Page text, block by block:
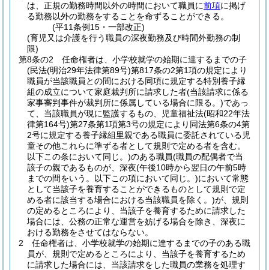
は、正規の勤務時間以外の時間において職員に前項に掲げ
る勤務以外の勤務をすることを命ずることができる。
(平11条例15・一部改正)
(育児又は介護を行う職員の深夜勤務及び時間外勤務の制
限)
第8条の2
任命権者は、小学校就学の始期に達するまでの子
(民法(明治29年法律第89号)第817条の2第1項の規定により
職員が当該職員との間における同項に規定する特別養子縁
組の成立について家庭裁判所に請求した者(当該請求に係る
家事審判事件が裁判所に係属している場合に限る。)であっ
て、当該職員が現に監護するもの、児童福祉法(昭和22年法
律第164号)第27条第1項第3号の規定により同法第6条の4第
2号に規定する養子縁組里親である職員に委託されている児
童その他これらに準ずる者として規則で定める者を含む。
以下この条において同じ。)のある職員(職員の配偶者で当
該子の親であるものが、深夜(午後10時から翌日の午前5時
までの間をいう。以下この項において同じ。)において常態
として当該子を養育することができるものとして規則で定
める者に該当する場合における当該職員を除く。)が、規則
の定めるところにより、当該子を養育するために請求した
場合には、公務の正常な運営を妨げる場合を除き、深夜に
おける勤務をさせてはならない。
2
任命権者は、小学校就学の始期に達するまでの子のある職
員が、規則で定めるところにより、当該子を養育するため
に請求した場合には、当該請求をした職員の業務を処理す